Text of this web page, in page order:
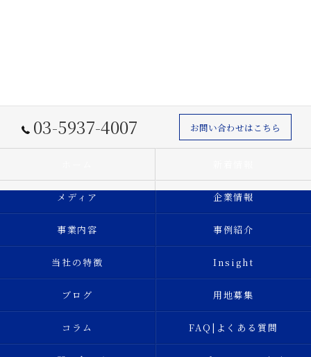
03-5937-4007 お問い合わせはこちら
メディア 企業情報
事業内容 事例紹介
当社の特徴 Insight
ブログ 用地募集
コラム FAQ|よくある質問